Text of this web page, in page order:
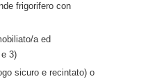
frigorifero con
a ed
3)
sicuro e recintato) o